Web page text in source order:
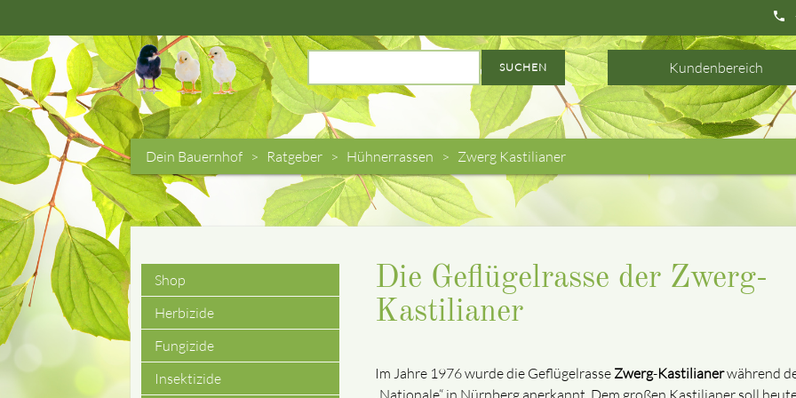
phone
SUCHEN Kundenbereich
Dein Bauernhof Ratgeber Hühnerrassen Zwerg Kastilianer
Die Geflügelrasse der Zwerg-
Kastilianer
Im Jahre 1976 wurde die Geflügelrasse Zwerg-Kastilianerwährend
„Nationale“ in Nürnberg anerkannt. Dem großen Kastilianer soll
Navigation
überspringen
Shop
Herbizide
Fungizide
Insektizide